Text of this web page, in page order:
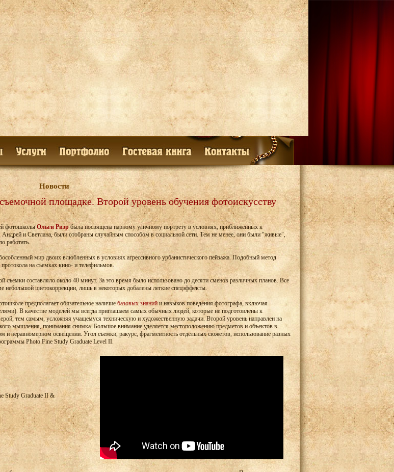
Новости
площадке. Второй уровень обучения фотоискусству
фотошколыОльги Ризрбыла посвящена парному уличному портрету в условиях, приближенных к
Андрей и Светлана, были отобраны случайным способом в социальной сети. Тем не менее, они были "живые",
работать.
мир двоих влюбленных в условиях агрессивного урбанистического пейзажа. Подобный метод
на съемках кино- и телефильмов.
съемки составляло около 40 минут. За это время было использовано до десяти сменов различных планов. Все
небольшой цветокоррекции, лишь в некоторых добалены легкие спецэффекты.
предполагает обязательное наличие базовых знаний и навыков поведения фотографа, включая
В качестве моделей мы всегда приглашаем самых обычных людей, которые не подготовлены к
тем самым, усложняя учащемуся техническую и художественную задачи. Второй уровень направлен на
мышления, понимания снимка. Большое внимание уделяется местоположению предметов и объектов в
и неравномерном освещении. Угол съемки, ракурс, фрагментность отдельных сюжетов, использование разных
Photo Fine Study Graduate Level II.
Study Graduate II &